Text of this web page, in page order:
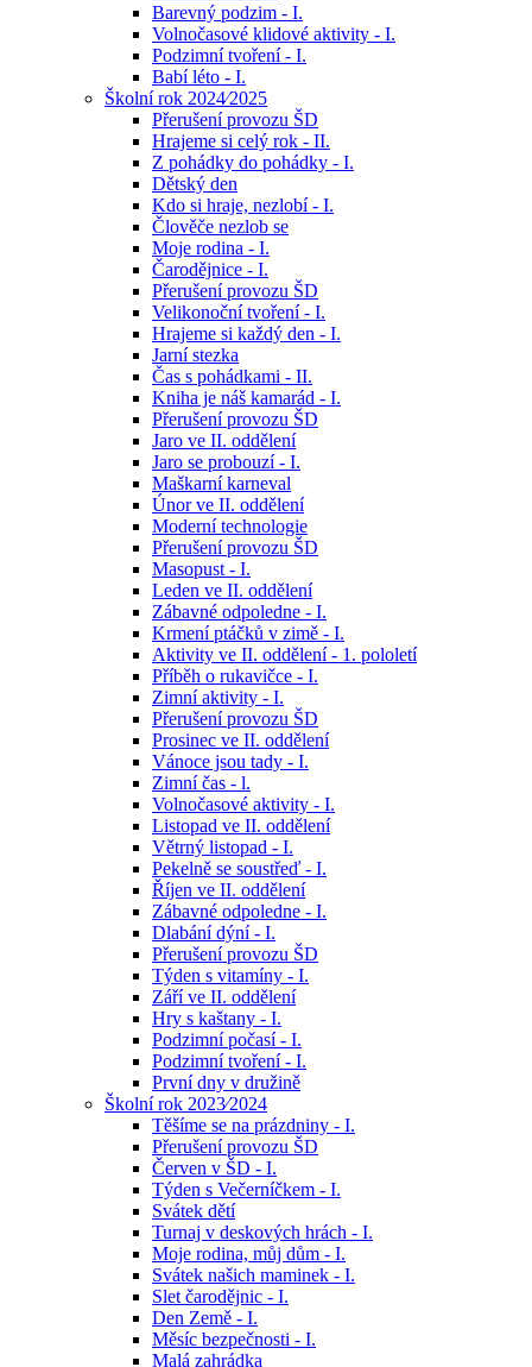
Barevný podzim - I.
Volnočasové klidové aktivity - I.
Podzimní tvoření - I.
Babí léto - I.
Školní rok 2024⁄2025
Přerušení provozu ŠD
Hrajeme si celý rok - II.
Z pohádky do pohádky - I.
Dětský den
Kdo si hraje, nezlobí - I.
Člověče nezlob se
Moje rodina - I.
Čarodějnice - I.
Přerušení provozu ŠD
Velikonoční tvoření - I.
Hrajeme si každý den - I.
Jarní stezka
Čas s pohádkami - II.
Kniha je náš kamarád - I.
Přerušení provozu ŠD
Jaro ve II. oddělení
Jaro se probouzí - I.
Maškarní karneval
Únor ve II. oddělení
Moderní technologie
Přerušení provozu ŠD
Masopust - I.
Leden ve II. oddělení
Zábavné odpoledne - I.
Krmení ptáčků v zimě - I.
Aktivity ve II. oddělení - 1. pololetí
Příběh o rukavičce - I.
Zimní aktivity - I.
Přerušení provozu ŠD
Prosinec ve II. oddělení
Vánoce jsou tady - I.
Zimní čas - l.
Volnočasové aktivity - I.
Listopad ve II. oddělení
Větrný listopad - I.
Pekelně se soustřeď - I.
Říjen ve II. oddělení
Zábavné odpoledne - I.
Dlabání dýní - I.
Přerušení provozu ŠD
Týden s vitamíny - I.
Září ve II. oddělení
Hry s kaštany - I.
Podzimní počasí - I.
Podzimní tvoření - I.
První dny v družině
Školní rok 2023⁄2024
Těšíme se na prázdniny - I.
Přerušení provozu ŠD
Červen v ŠD - I.
Týden s Večerníčkem - I.
Svátek dětí
Turnaj v deskových hrách - I.
Moje rodina, můj dům - I.
Svátek našich maminek - I.
Slet čarodějnic - I.
Den Země - I.
Měsíc bezpečnosti - I.
Malá zahrádka